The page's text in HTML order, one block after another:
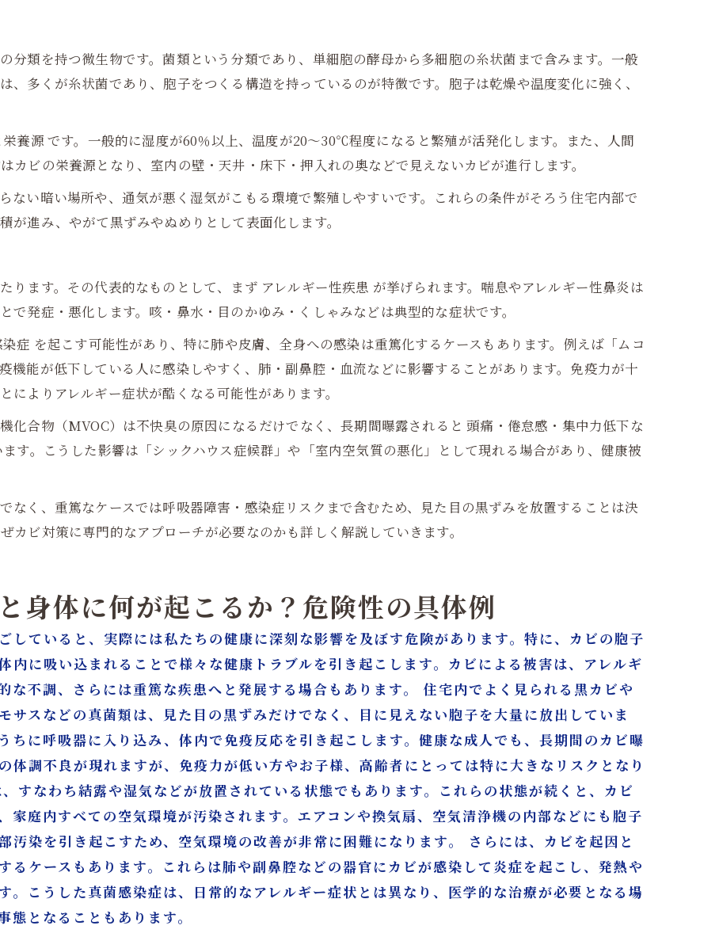
分類を持つ微生物です。菌類という分類であり、単細胞の酵母から多細胞の糸状菌まで含みます。一般
、多くが糸状菌であり、胞子をつくる構造を持っているのが特徴です。胞子は乾燥や温度変化に強く、
養源 です。一般的に湿度が60％以上、温度が20〜30℃程度になると繁殖が活発化します。また、人間
カビの栄養源となり、室内の壁・天井・床下・押入れの奥などで見えないカビが進行します。
ない暗い場所や、通気が悪く湿気がこもる環境で繁殖しやすいです。これらの条件がそろう住宅内部で
が進み、やがて黒ずみやぬめりとして表面化します。
ります。その代表的なものとして、まず アレルギー性疾患 が挙げられます。喘息やアレルギー性鼻炎は
で発症・悪化します。咳・鼻水・目のかゆみ・くしゃみなどは典型的な症状です。
症 を起こす可能性があり、特に肺や皮膚、全身への感染は重篤化するケースもあります。例えば「ムコ
機能が低下している人に感染しやすく、肺・副鼻腔・血流などに影響することがあります。免疫力が十
よりアレルギー症状が酷くなる可能性があります。
化合物（MVOC）は不快臭の原因になるだけでなく、長期間曝露されると 頭痛・倦怠感・集中力低下な
す。こうした影響は「シックハウス症候群」や「室内空気質の悪化」として現れる場合があり、健康被
なく、重篤なケースでは呼吸器障害・感染症リスクまで含むため、見た目の黒ずみを放置することは決
カビ対策に専門的なアプローチが必要なのかも詳しく解説していきます。
身体に何が起こるか？危険性の具体例
していると、実際には私たちの健康に深刻な影響を及ぼす危険があります。特に、カビの胞子
内に吸い込まれることで様々な健康トラブルを引き起こします。カビによる被害は、アレルギ
な不調、さらには重篤な疾患へと発展する場合もあります。 住宅内でよく見られる黒カビや
サスなどの真菌類は、見た目の黒ずみだけでなく、目に見えない胞子を大量に放出していま
ちに呼吸器に入り込み、体内で免疫反応を引き起こします。健康な成人でも、長期間のカビ曝
体調不良が現れますが、免疫力が低い方やお子様、高齢者にとっては特に大きなリスクとなり
すなわち結露や湿気などが放置されている状態でもあります。これらの状態が続くと、カビ
家庭内すべての空気環境が汚染されます。エアコンや換気扇、空気清浄機の内部などにも胞子
汚染を引き起こすため、空気環境の改善が非常に困難になります。 さらには、カビを起因と
るケースもあります。これらは肺や副鼻腔などの器官にカビが感染して炎症を起こし、発熱や
。こうした真菌感染症は、日常的なアレルギー症状とは異なり、医学的な治療が必要となる場
となることもあります。